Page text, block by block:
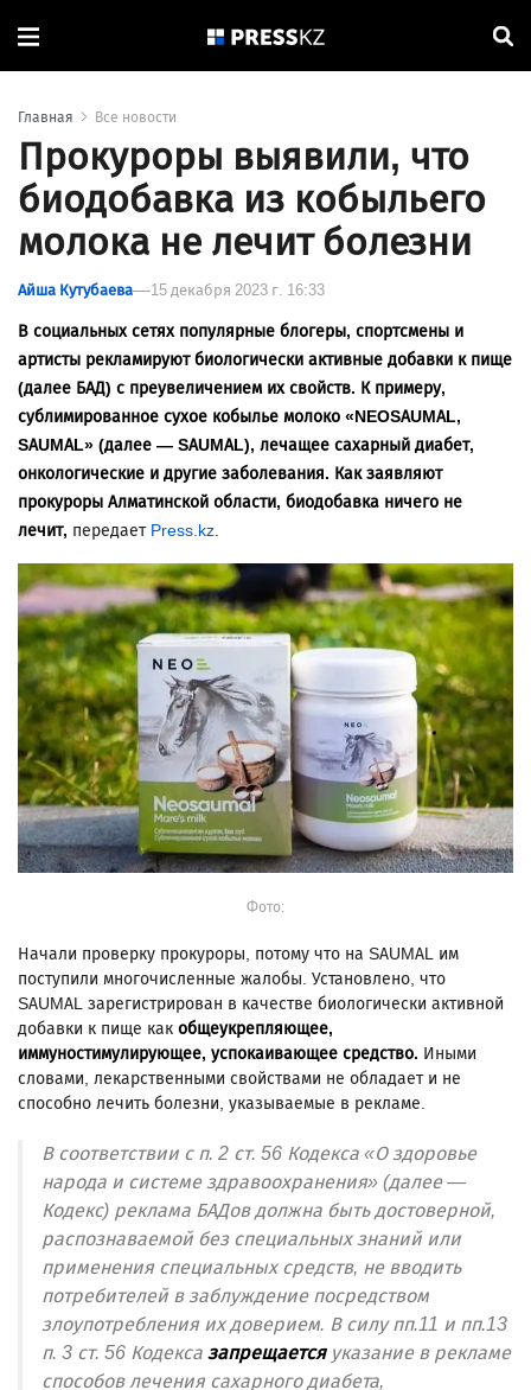
Главная Все новости
Прокуроры выявили, что
биодобавка из кобыльего
молока не лечит болезни
Айша Кутубаева 15 декабря 2023 г. 16:33
В социальных сетях популярные блогеры, спортсмены и
артисты рекламируют биологически активные добавки к пище
(далее БАД) с преувеличением их свойств. К примеру,
сублимированное сухое кобылье молоко «NEOSAUMAL,
SAUMAL» (далее — SAUMAL), лечащее сахарный диабет,
онкологические и другие заболевания. Как заявляют
прокуроры Алматинской области, биодобавка ничего не
лечит, передает Press.kz.
Фото:
Начали проверку прокуроры, потому что на SAUMAL им
поступили многочисленные жалобы. Установлено, что
SAUMAL зарегистрирован в качестве биологически активной
добавки к пище как общеукрепляющее,
иммуностимулирующее, успокаивающее средство. Иными
словами, лекарственными свойствами не обладает и не
способно лечить болезни, указываемые в рекламе.
В соответствии с п. 2 ст. 56 Кодекса «О здоровье
народа и системе здравоохранения» (далее —
Кодекс) реклама БАДов должна быть достоверной,
распознаваемой без специальных знаний или
применения специальных средств, не вводить
потребителей в заблуждение посредством
злоупотребления их доверием. В силу пп.11 и пп.13
п. 3 ст. 56 Кодекса запрещается указание в рекламе
способов лечения сахарного диабета,